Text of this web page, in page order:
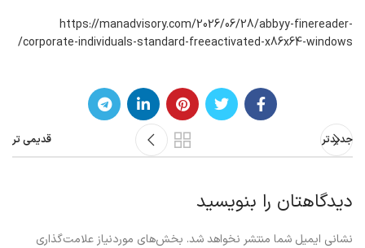
https://manadvisory.com/2026/06/28/abbyy-finereader-
corporate-individuals-standard-freeactivated-x86x64-windows/
جدیدتر قدیمی تر
دیدگاهتان را بنویسید
نشانی ایمیل شما منتشر نخواهد شد. بخش‌های موردنیاز علامت‌گذاری